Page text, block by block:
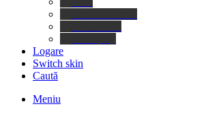
Logare
Switch skin
Caută
Meniu